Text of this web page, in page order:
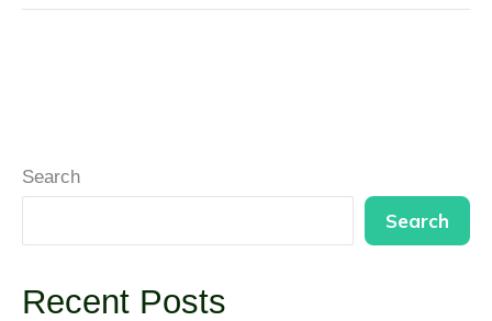
Search
Search
Recent Posts